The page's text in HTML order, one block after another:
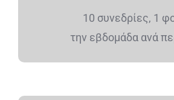
10 συνεδρίες, 1
την εβδοµάδα ανά